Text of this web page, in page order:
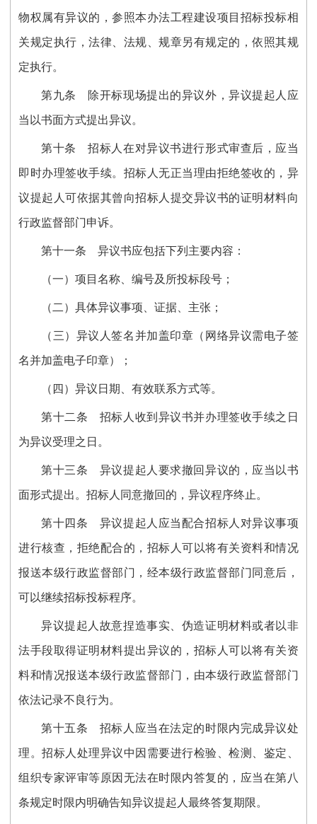
物权属有异议的，参照本办法工程建设项目招标投标相
关规定执行，法律、法规、规章另有规定的，依照其规
定执行。
第九条 除开标现场提出的异议外，异议提起人应
当以书面方式提出异议。
第十条 招标人在对异议书进行形式审查后，应当
即时办理签收手续。招标人无正当理由拒绝签收的，异
议提起人可依据其曾向招标人提交异议书的证明材料向
行政监督部门申诉。
第十一条 异议书应包括下列主要内容：
（一）项目名称、编号及所投标段号；
（二）具体异议事项、证据、主张；
（三）异议人签名并加盖印章（网络异议需电子签
名并加盖电子印章）；
（四）异议日期、有效联系方式等。
第十二条 招标人收到异议书并办理签收手续之日
为异议受理之日。
第十三条 异议提起人要求撤回异议的，应当以书
面形式提出。招标人同意撤回的，异议程序终止。
第十四条 异议提起人应当配合招标人对异议事项
进行核查，拒绝配合的，招标人可以将有关资料和情况
报送本级行政监督部门，经本级行政监督部门同意后，
可以继续招标投标程序。
异议提起人故意捏造事实、伪造证明材料或者以非
法手段取得证明材料提出异议的，招标人可以将有关资
料和情况报送本级行政监督部门，由本级行政监督部门
依法记录不良行为。
第十五条 招标人应当在法定的时限内完成异议处
理。招标人处理异议中因需要进行检验、检测、鉴定、
组织专家评审等原因无法在时限内答复的 ， 应当在第八
条规定时限内明确告知异议提起人最终答复期限。